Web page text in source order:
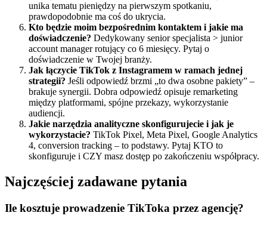
unika tematu pieniędzy na pierwszym spotkaniu,
prawdopodobnie ma coś do ukrycia.
Kto będzie moim bezpośrednim kontaktem i jakie ma
doświadczenie? Dedykowany senior specjalista > junior
account manager rotujący co 6 miesięcy. Pytaj o
doświadczenie w Twojej branży.
Jak łączycie TikTok z Instagramem w ramach jednej
strategii? Jeśli odpowiedź brzmi „to dwa osobne pakiety” –
brakuje synergii. Dobra odpowiedź opisuje remarketing
między platformami, spójne przekazy, wykorzystanie
audiencji.
Jakie narzędzia analityczne skonfigurujecie i jak je
wykorzystacie? TikTok Pixel, Meta Pixel, Google Analytics
4, conversion tracking – to podstawy. Pytaj KTO to
skonfiguruje i CZY masz dostęp po zakończeniu współpracy.
Najczęściej zadawane pytania
Ile kosztuje prowadzenie TikToka przez agencję?